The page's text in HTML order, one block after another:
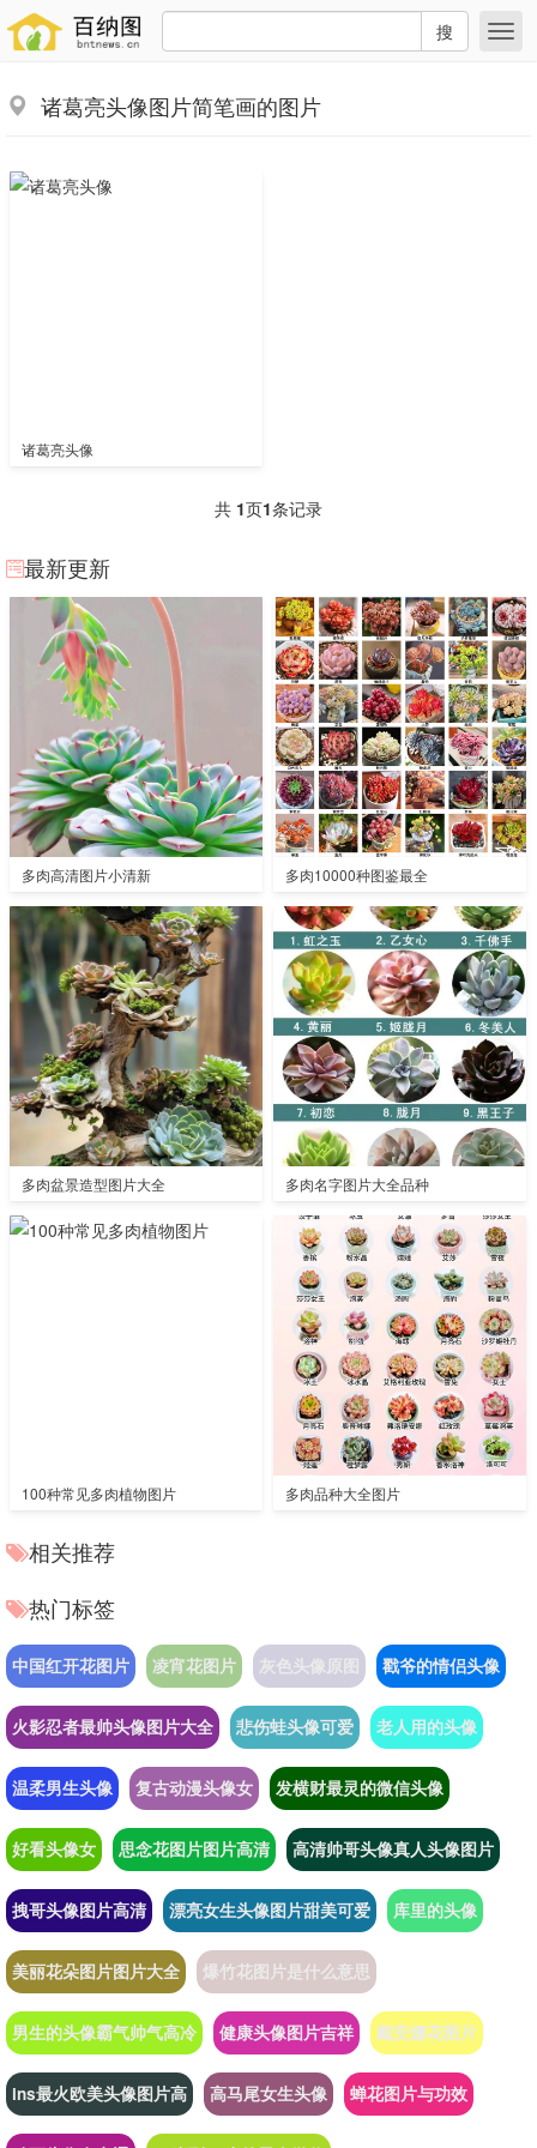
搜
诸葛亮头像图片简笔画的图片
诸葛亮头像
共 1页1条记录
最新更新
多肉高清图片小清新 多肉10000种图鉴最全
多肉盆景造型图片大全 多肉名字图片大全品种
100种常见多肉植物图片 多肉品种大全图片
相关推荐
热门标签
中国红开花图片 凌宵花图片 灰色头像原图 戳爷的情侣头像
火影忍者最帅头像图片大全 悲伤蛙头像可爱 老人用的头像
温柔男生头像 复古动漫头像女 发横财最灵的微信头像
好看头像女 思念花图片图片高清 高清帅哥头像真人头像图片
拽哥头像图片高清 漂亮女生头像图片甜美可爱 库里的头像
美丽花朵图片图片大全 爆竹花图片是什么意思
男生的头像霸气帅气高冷 健康头像图片吉祥 戴安娜花图片
ins最火欧美头像图片高 高马尾女生头像 蝉花图片与功效